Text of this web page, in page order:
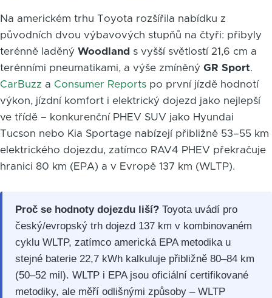
Na americkém trhu Toyota rozšířila nabídku z
původních dvou výbavových stupňů na čtyři: přibyly
terénně laděný Woodland s vyšší světlostí 21,6 cm a
terénními pneumatikami, a výše zmíněný GR Sport.
CarBuzz a Consumer Reports po první jízdě hodnotí
výkon, jízdní komfort i elektrický dojezd jako nejlepší
ve třídě – konkurenční PHEV SUV jako Hyundai
Tucson nebo Kia Sportage nabízejí přibližně 53–55 km
elektrického dojezdu, zatímco RAV4 PHEV překračuje
hranici 80 km (EPA) a v Evropě 137 km (WLTP).
Proč se hodnoty dojezdu liší?Toyota uvádí pro
český/evropský trh dojezd 137 km v kombinovaném
cyklu WLTP, zatímco americká EPA metodika u
stejné baterie 22,7 kWh kalkuluje přibližně 80–84 km
(50–52 mil). WLTP i EPA jsou oficiální certifikované
metodiky, ale měří odlišnými způsoby – WLTP